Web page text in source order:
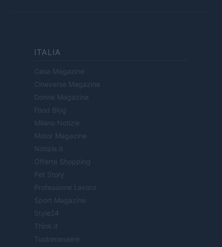
ITALIA
Casa Magazine
Cineverse Magazine
Donne Magazine
Food Blog
Milano Notizie
Motor Magazine
Notizie.it
Offerte Shopping
Pet Story
Professione Lavoro
Sport Magazine
Style24
Think.it
Tuobenessere